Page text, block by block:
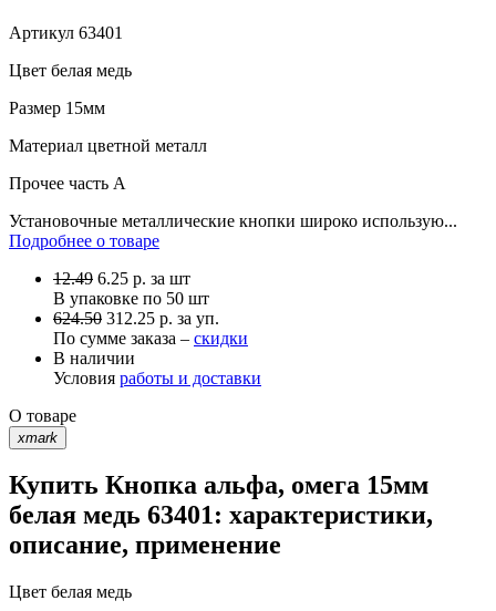
Артикул 63401
Цвет белая медь
Размер 15мм
Материал цветной металл
Прочее часть A
Установочные металлические кнопки широко использую...
Подробнее о товаре
12.49 6.25 р. за шт
В упаковке по 50 шт
624.50 312.25 р. за уп.
По сумме заказа – скидки
В наличии
Условия работы и доставки
О товаре
xmark
Купить Кнопка альфа, омега 15мм
белая медь 63401: характеристики,
описание, применение
Цвет белая медь